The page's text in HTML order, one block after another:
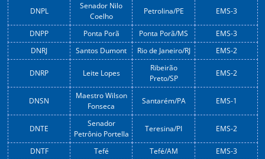
DNPL
Senador Nilo
Coelho
Petrolina/PE EMS-3
DNPP Ponta Porã Ponta Porã/MS
EMS-3
DNRJ
Santos Dumont Rio de Janeiro/RJ EMS-2
DNRP Leite Lopes
Ribeirão
Preto/SP
EMS-2
DNSN
Maestro Wilson
Fonseca
Santarém/PA EMS-1
DNTE
Senador
Petrônio Portella
Teresina/PI EMS-2
DNTF Tefé Tefé/AM
EMS-3